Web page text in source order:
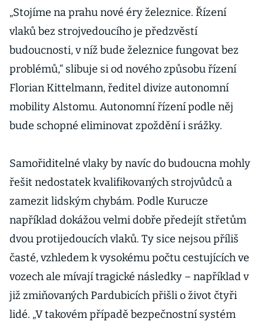
„Stojíme na prahu nové éry železnice. Řízení
vlaků bez strojvedoucího je předzvěstí
budoucnosti, v níž bude železnice fungovat bez
problémů,“ slibuje si od nového způsobu řízení
Florian Kittelmann, ředitel divize autonomní
mobility Alstomu. Autonomní řízení podle něj
bude schopné eliminovat zpoždění i srážky.
Samořiditelné vlaky by navíc do budoucna mohly
řešit nedostatek kvalifikovaných strojvůdců a
zamezit lidským chybám. Podle Kurucze
například dokážou velmi dobře předejít střetům
dvou protijedoucích vlaků. Ty sice nejsou příliš
časté, vzhledem k vysokému počtu cestujících ve
vozech ale mívají tragické následky – například v
již zmiňovaných Pardubicích přišli o život čtyři
lidé. „V takovém případě bezpečnostní systém